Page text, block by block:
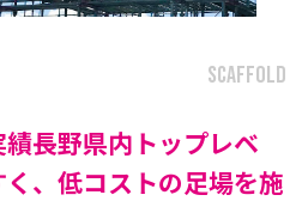
SCAFFOLD
長野県内トップレベ
、低コストの足場を施